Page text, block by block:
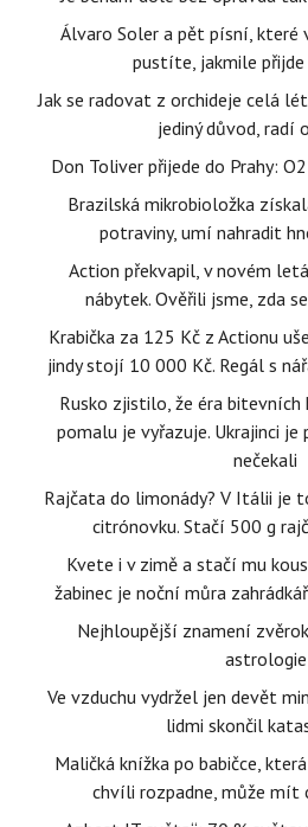
Álvaro Soler a pět písní, které
pustíte, jakmile
Jak se radovat z orchideje celá
jediný důvod, radí
Don Toliver přijede do Prahy:
Brazilská mikrobioložka
potraviny, umí nahradit
Action překvapil, v novém
nábytek. Ověřili jsme, zda
Krabička za 125 Kč z Actionu
jindy stojí 10 000 Kč. Regál s
Rusko zjistilo, že éra bitevních
pomalu je vyřazuje. Ukrajinci
nečekali
Rajčata do limonády? V Itálii je
citrónovku. Stačí 500 g
Kvete i v zimě a stačí mu
žabinec je noční můra
Nejhloupější znamení
astrologie
Ve vzduchu vydržel jen devět
lidmi skončil
Maličká knížka po babičce,
chvíli rozpadne, může mít